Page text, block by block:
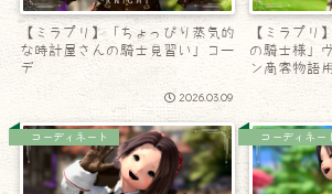
【ミラプリ】「ちょっぴり蒸気的
な時計屋さんの騎士見習い」コー
デ
2026.03.09
【ミラプリ
の騎士様」
ン商客物語
コーディネート コーディネー